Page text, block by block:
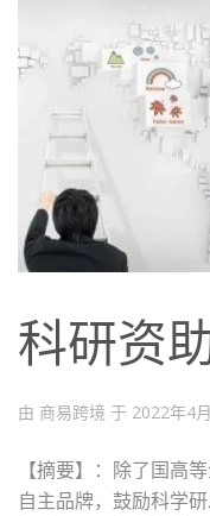
科研资
由 商易跨境 于 2022年4
【摘要】 ：除了国高
自主品牌，鼓励科学